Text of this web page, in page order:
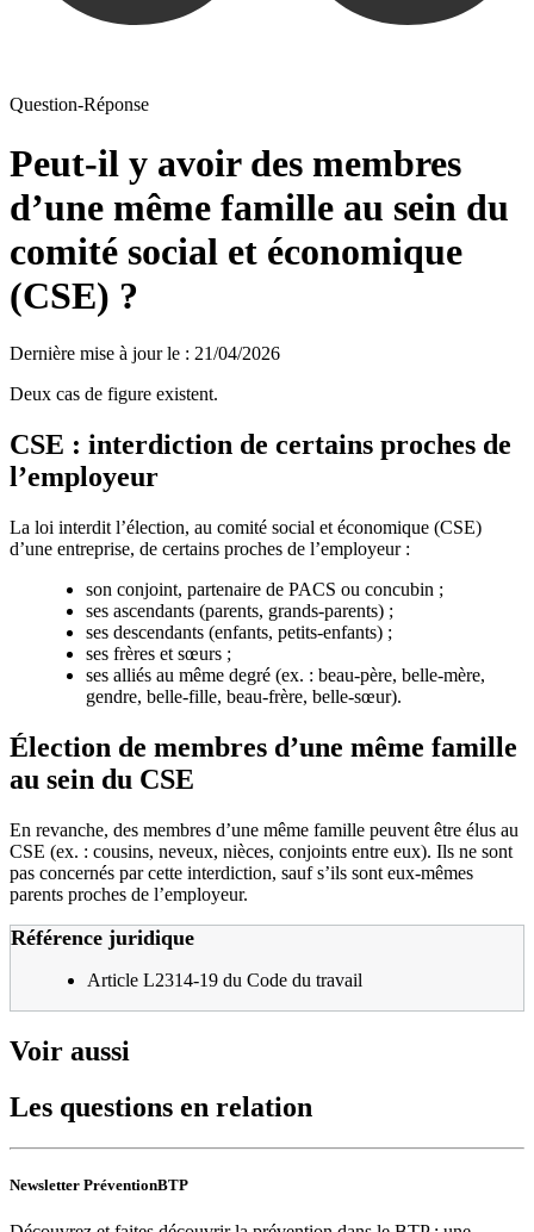
Question-Réponse
Peut‑il y avoir des membres
d’une même famille au sein du
comité social et économique
(CSE) ?
Dernière mise à jour le : 21/04/2026
Deux cas de figure existent.
CSE : interdiction de certains proches de
l’employeur
La loi interdit l’élection, au comité social et économique (CSE)
d’une entreprise, de certains proches de l’employeur :
son conjoint, partenaire de PACS ou concubin ;
ses ascendants (parents, grands-parents) ;
ses descendants (enfants, petits-enfants) ;
ses frères et sœurs ;
ses alliés au même degré (ex. : beau-père, belle-mère,
gendre, belle-fille, beau-frère, belle-sœur).
Élection de membres d’une même famille
au sein du CSE
En revanche, des membres d’une même famille peuvent être élus au
CSE (ex. : cousins, neveux, nièces, conjoints entre eux). Ils ne sont
pas concernés par cette interdiction, sauf s’ils sont eux-mêmes
parents proches de l’employeur.
Référence juridique
Article L2314-19 du Code du travail
Voir aussi
Les questions en relation
Newsletter PréventionBTP